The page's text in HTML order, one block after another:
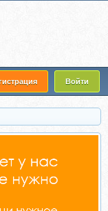
Войти